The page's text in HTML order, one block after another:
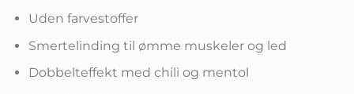
Uden farvestoffer
Smertelinding til ømme muskeler og led
Dobbelteffekt med chili og mentol